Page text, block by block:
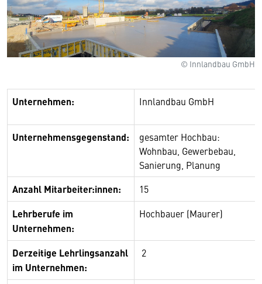
© Innlandbau GmbH
Unternehmen: Innlandbau GmbH
Unternehmensgegenstand:
gesamter Hochbau:
Wohnbau, Gewerbebau,
Sanierung, Planung
Anzahl Mitarbeiter:innen: 15
Lehrberufe im
Unternehmen:
Hochbauer (Maurer)
Derzeitige Lehrlingsanzahl
im Unternehmen:
2